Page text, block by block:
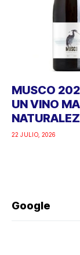
MUSCO
UN VINO
22 JULIO, 2026
Google